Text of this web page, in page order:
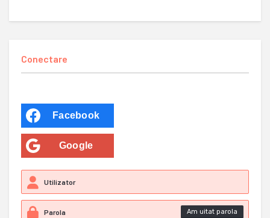
Conectare
Facebook
Google
Am uitat parola